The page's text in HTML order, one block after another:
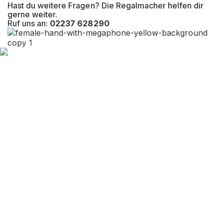
Hast du weitere Fragen? Die Regalmacher helfen dir
gerne weiter.
Ruf uns an: 02237 628290